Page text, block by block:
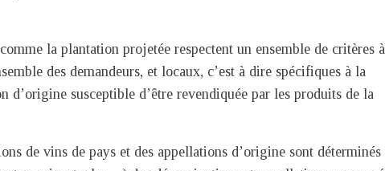
la plantation projetée respectent un ensemble de critères
des demandeurs, et locaux, c’est à dire spécifiques à la
d’origine susceptible d’être revendiquée par les produits de la
de vins de pays et des appellations d’origine sont déterminés